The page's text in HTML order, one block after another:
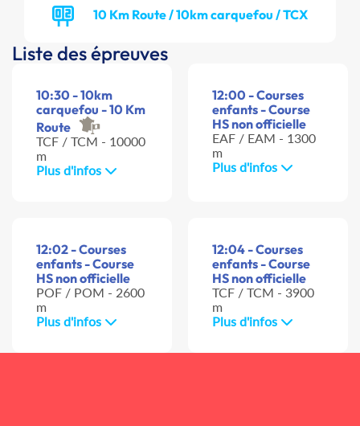
10 Km Route / 10km carquefou / TCX
Liste des épreuves
10:30 - 10km
carquefou - 10 Km
Route
TCF / TCM - 10000
m
Plus d'infos
12:00 - Courses
enfants - Course
HS non officielle
EAF / EAM - 1300
m
Plus d'infos
12:02 - Courses
enfants - Course
HS non officielle
POF / POM - 2600
m
Plus d'infos
12:04 - Courses
enfants - Course
HS non officielle
TCF / TCM - 3900
m
Plus d'infos